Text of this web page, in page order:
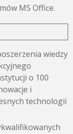
MS Office.
wiedzy
o 100
i
technologii